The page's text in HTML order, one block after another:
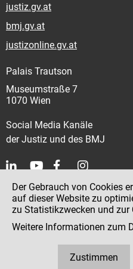
justiz.gv.at
bmj.gv.at
justizonline.gv.at
Palais Trautson
Museumstraße 7
1070 Wien
Social Media Kanäle
der Justiz und des BMJ
Kontakt
Impressum
Datenschutz
Der Gebrauch von Cookies
auf dieser Website zu
zu Statistikzwecken und zur
Weitere Informationen zum
Zustimmen